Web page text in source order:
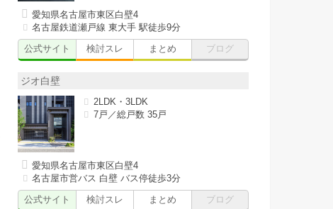
愛知県名古屋市東区白壁4
名古屋鉄道瀬戸線 東大手 駅徒歩9分
公式サイト
検討スレ まとめ ブログ
ジオ白壁
2LDK・3LDK
7戸／総戸数 35戸
愛知県名古屋市東区白壁4
名古屋市営バス 白壁 バス停徒歩3分
公式サイト
検討スレ まとめ ブログ